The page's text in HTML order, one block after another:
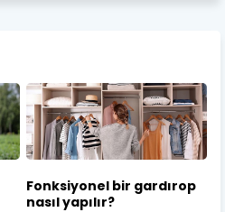
Fonksiyonel bir gardırop
nasıl yapılır?